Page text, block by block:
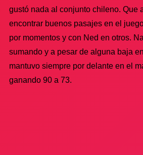
gustó nada al conjunto chileno. Que
encontrar buenos pasajes en el
por momentos y con Ned en otros.
sumando y a pesar de alguna baja
mantuvo siempre por delante en el
ganando 90 a 73.